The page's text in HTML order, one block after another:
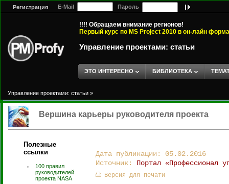
Регистрация E-Mail Пароль
!!!! Обращаем внимание регионов!
Первый курс по MS Project 2010 в он-лайн
Управление проектами: статьи
ЭТО ИНТЕРЕСНО БИБЛИОТЕКА
Управление проектами: статьи »
Вершина карьеры руководителя проекта
Полезные
ссылки
100 правил
руководителей
проекта NASA
Дата публикации: 05.02.2016
Источник: Портал «Профессионал
Версия для печати